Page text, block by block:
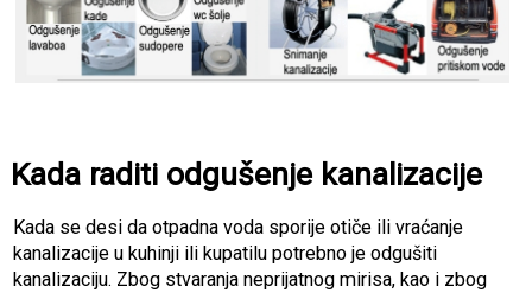
Kada raditi odgušenje kanalizacije
Kada se desi da otpadna voda sporije otiče ili vraćanje
kanalizacije u kuhinji ili kupatilu potrebno je odgušiti
kanalizaciju. Zbog stvaranja neprijatnog mirisa, kao i zbog